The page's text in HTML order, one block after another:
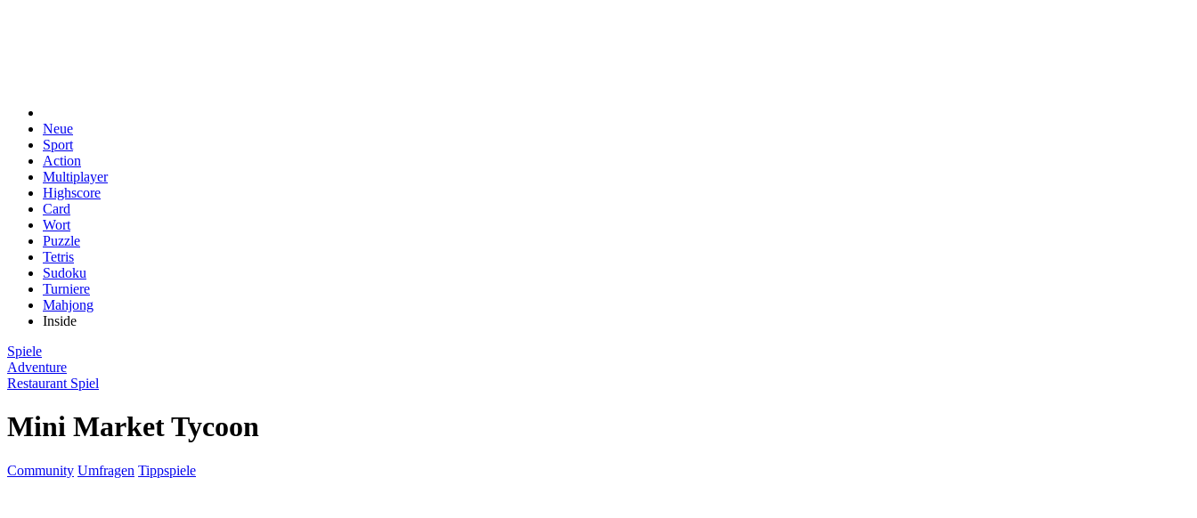
Neue
Sport
Action
Multiplayer
Highscore
Card
Wort
Puzzle
Tetris
Sudoku
Turniere
Mahjong
Inside
Spiele
Adventure
Restaurant Spiel
Mini Market Tycoon
Community Umfragen Tippspiele